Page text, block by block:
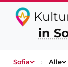
in
Sofia › Alle